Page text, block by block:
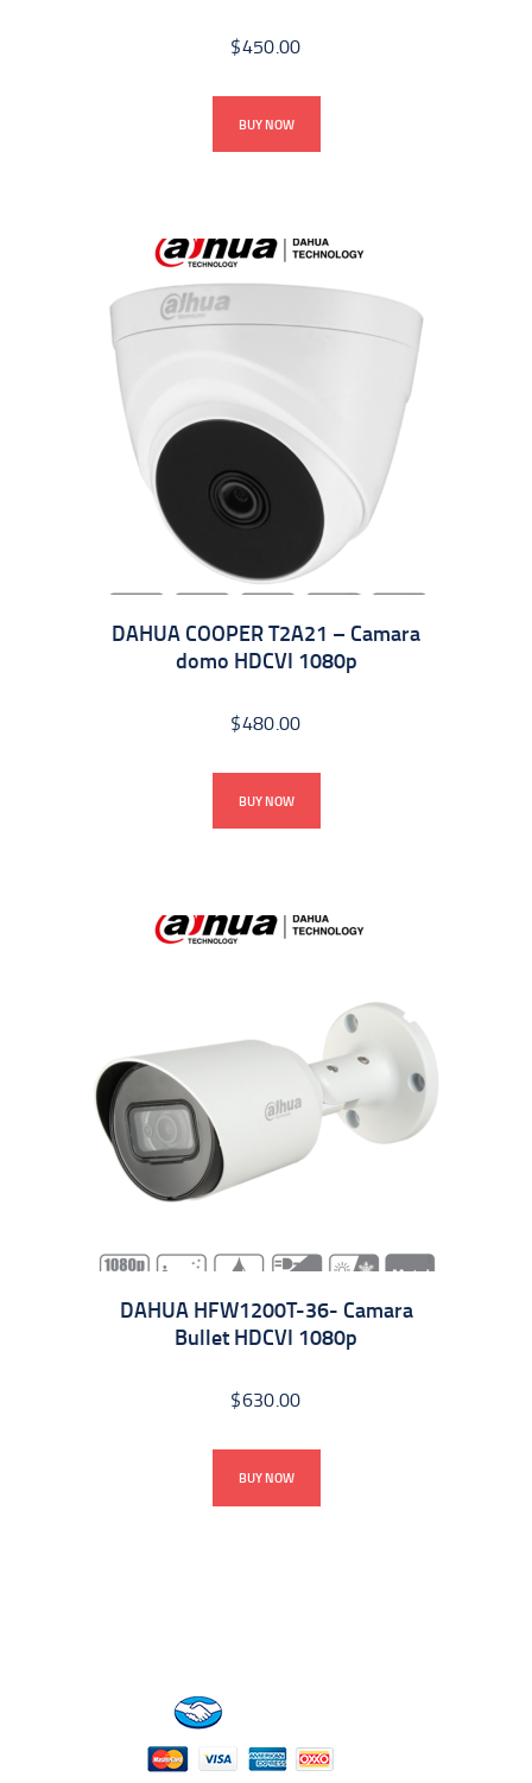
$450.00
BUY NOW
DAHUA COOPER T2A21 – Camara
domo HDCVI 1080p
$480.00
BUY NOW
DAHUA HFW1200T-36- Camara
Bullet HDCVI 1080p
$630.00
BUY NOW